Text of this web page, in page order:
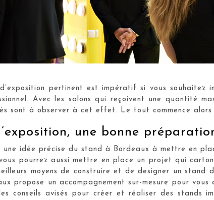
pertinent est impératif si vous
Avec les salons qui reçoivent une quantité
sont à observer à cet effet. Le tout commence
une bonne
idée précise du stand à Bordeaux à mettre en
pourrez aussi mettre en place un projet qui
moyens de construire et de designer un
propose un accompagnement sur-mesure pour
conseils avisés pour créer et réaliser des stands